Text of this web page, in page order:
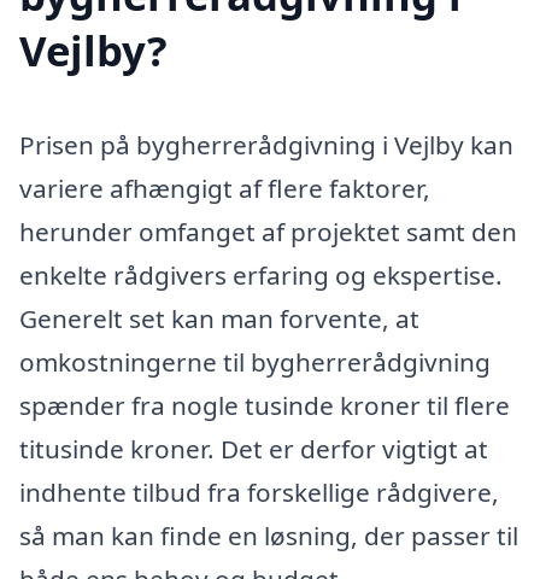
Vejlby?
Prisen på bygherrerådgivning i Vejlby kan
variere afhængigt af flere faktorer,
herunder omfanget af projektet samt den
enkelte rådgivers erfaring og ekspertise.
Generelt set kan man forvente, at
omkostningerne til bygherrerådgivning
spænder fra nogle tusinde kroner til flere
titusinde kroner. Det er derfor vigtigt at
indhente tilbud fra forskellige rådgivere,
så man kan finde en løsning, der passer til